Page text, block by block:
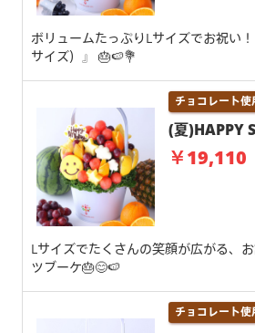
ボリュームたっぷりLサイズでお祝い
サイズ）』 🎂🍉💐
チョコレート使
(夏)HAPPY
￥19,110
Lサイズでたくさんの笑顔が広がる、
ツブーケ🎂😊🍉
チョコレート使